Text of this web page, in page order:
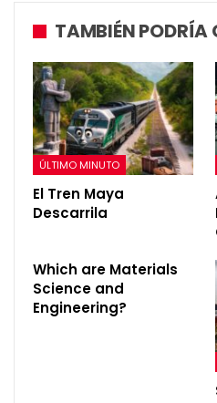
TAMBIÉN PODRÍA
ÚLTIMO MINUTO
El Tren Maya
Descarrila
Which are Materials
Science and
Engineering?